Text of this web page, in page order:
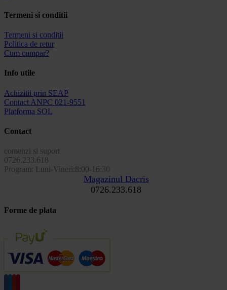
Termeni si conditii
Termeni si conditii
Politica de retur
Cum cumpar?
Info utile
Achizitii prin SEAP
Contact ANPC 021-9551
Platforma SOL
Contact
comenzi si suport
0726.233.618
Program: Luni-Vineri:8:00-16:30
Magazinul Dacris
0726.233.618
Forme de plata